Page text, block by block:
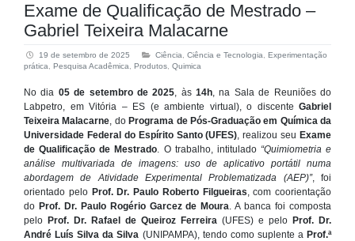
Exame de Qualificação de Mestrado –
Gabriel Teixeira Malacarne
19 de setembro de 2025 Ciência Ciência e Tecnologia
Experimentação
prática
Pesquisa Acadêmica Produtos Quimica
No dia 05 de setembro de 2025 , às14h , na Sala de Reuniões do
Labpetro, em Vitória – ES (e ambiente virtual), o discente Gabriel
Teixeira Malacarne , doPrograma de Pós-Graduação em Química da
Universidade Federal do Espírito Santo (UFES) , realizou seu Exame
de Qualificação de Mestrado . O trabalho, intitulado “Quimiometria e
análise multivariada de imagens: uso de aplicativo portátil numa
abordagem de Atividade Experimental Problematizada (AEP)”, foi
orientado pelo Prof. Dr. Paulo Roberto Filgueiras , com coorientação
do Prof. Dr. Paulo Rogério Garcez de Moura . A banca foi composta
pelo Prof. Dr. Rafael de Queiroz Ferreira (UFES) e pelo Prof. Dr.
André Luís Silva da Silva (UNIPAMPA), tendo como suplente aProf.ª